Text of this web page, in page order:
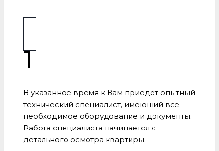
1
В указанное время к Вам приедет опытный
технический специалист, имеющий всё
необходимое оборудование и документы.
Работа специалиста начинается с
детального осмотра квартиры.